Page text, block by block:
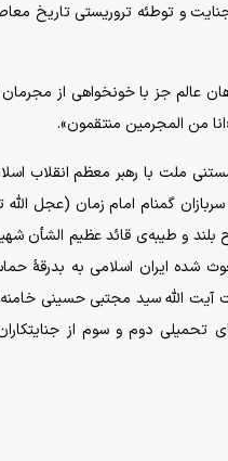
و توطئه تروریستی تاریخ
عالم جز با خونخواهی از
من المجرمین منتقمون».
ملت با رهبر معظم انقلاب
گمنام امام زمان (عجل الله
و طیبه‌ی قائد عظیم الشأن
شده ایران اسلامی به بدرقهٔ
الله سید مجتبی حسینی
دوم و سوم از